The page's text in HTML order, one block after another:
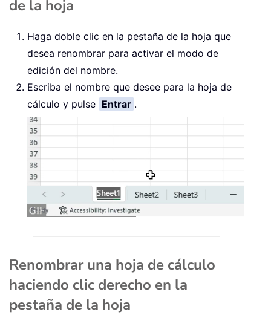
de la hoja
Haga doble clic en la pestaña de la hoja que
desea renombrar para activar el modo de
edición del nombre.
Escriba el nombre que desee para la hoja de
cálculo y pulse Entrar .
Renombrar una hoja de cálculo
haciendo clic derecho en la
pestaña de la hoja